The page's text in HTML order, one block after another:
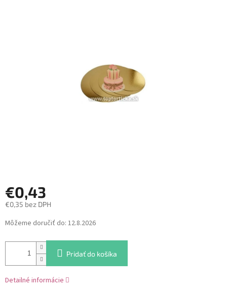
€0,43
€0,35 bez DPH
Jednotková
cena:
Môžeme doručiť do: 12.8.2026
Pridať do košíka
Detailné informácie